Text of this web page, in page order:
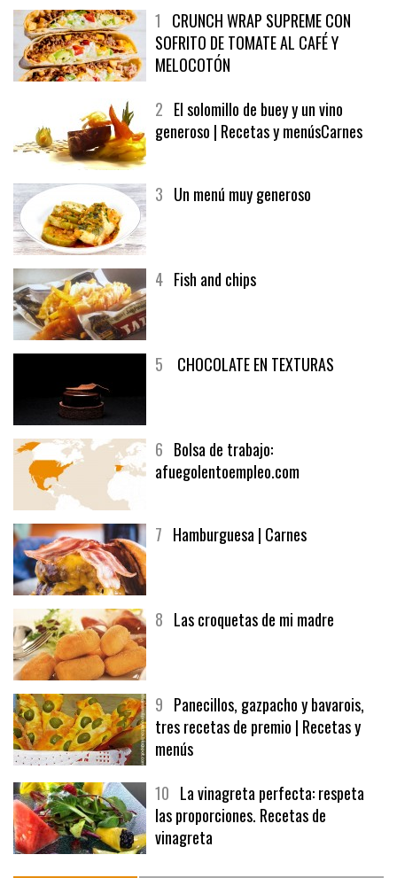
1 CRUNCH WRAP SUPREME CON
SOFRITO DE TOMATE AL CAFÉ Y
MELOCOTÓN
2 El solomillo de buey y un vino
generoso | Recetas y menúsCarnes
3 Un menú muy generoso
4 Fish and chips
5 CHOCOLATE EN TEXTURAS
6 Bolsa de trabajo:
afuegolentoempleo.com
7 Hamburguesa | Carnes
8 Las croquetas de mi madre
9 Panecillos, gazpacho y bavarois,
tres recetas de premio | Recetas y
menús
10 La vinagreta perfecta: respeta
las proporciones. Recetas de
vinagreta